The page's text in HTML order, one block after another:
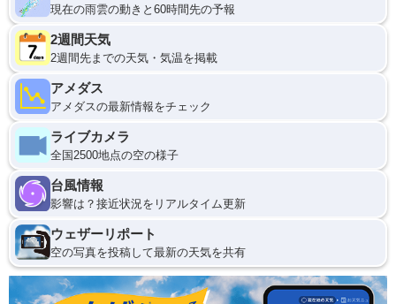
現在の雨雲の動きと60時間先の予報
2週間天気
2週間先までの天気・気温を掲載
アメダス
アメダスの最新情報をチェック
ライブカメラ
全国2500地点の空の様子
台風情報
影響は？接近状況をリアルタイム更新
ウェザーリポート
空の写真を投稿して最新の天気を共有